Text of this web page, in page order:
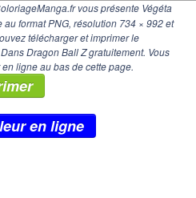
vous présente Végéta
format PNG, résolution 734 × 992et
télécharger et imprimer le
Dragon Ball Z gratuitement. Vous
ligne au bas de cette page.
en ligne